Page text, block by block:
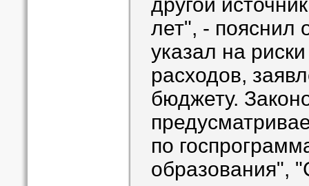
лет", - пояснил
указал на
расходов,
бюджету.
по
образования",